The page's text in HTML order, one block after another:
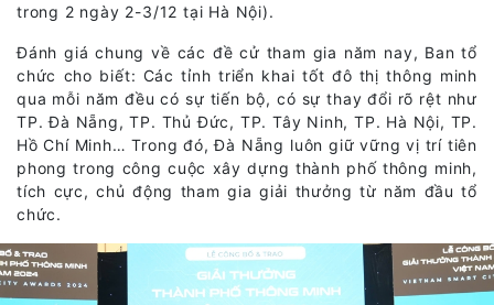
trong 2 ngày 2-3/12 tại Hà Nội).
Đánh giá chung về các đề cử tham gia năm nay, Ban tổ
chức cho biết: Các tỉnh triển khai tốt đô thị thông minh
qua mỗi năm đều có sự tiến bộ, có sự thay đổi rõ rệt như
TP. Đà Nẵng, TP. Thủ Đức, TP. Tây Ninh, TP. Hà Nội, TP.
Hồ Chí Minh… Trong đó, Đà Nẵng luôn giữ vững vị trí tiên
phong trong công cuộc xây dựng thành phố thông minh,
tích cực, chủ động tham gia giải thưởng từ năm đầu tổ
chức.